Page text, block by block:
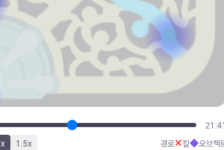
27:33
x 1.5x 경로✕킬◆오브젝